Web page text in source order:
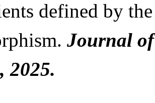
defined by
Journal
2025.